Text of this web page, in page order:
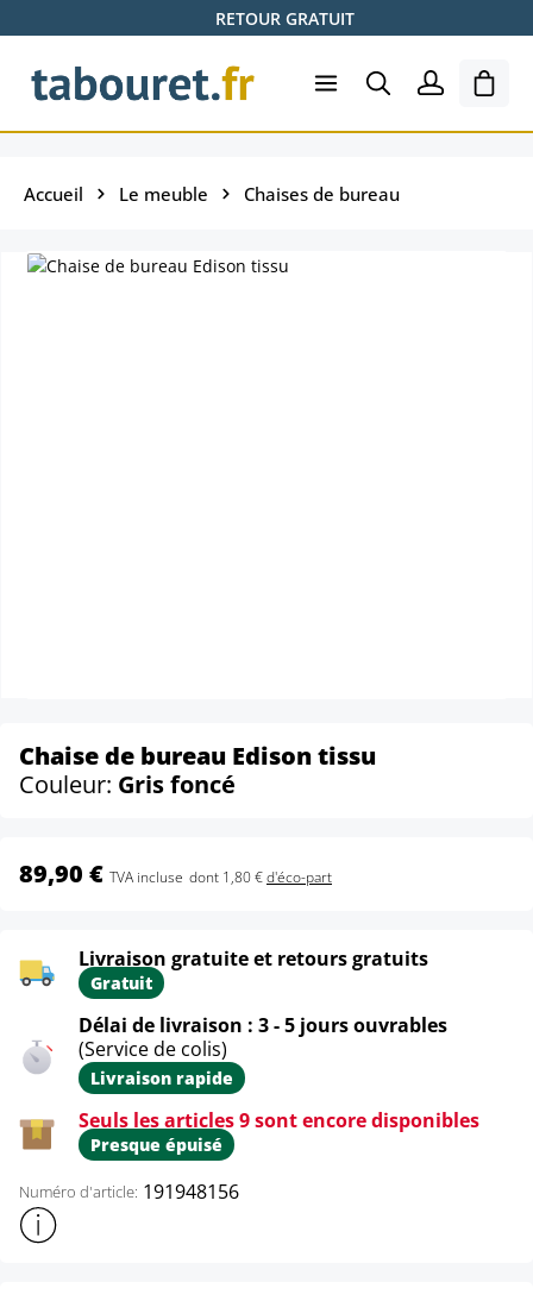
Passer au contenu principalRETOUR GRATUIT
Le
Accueil Le meuble Chaises de bureau
Chaise de bureau Edison tissu
Couleur: Gris foncé
89,90 € TVA incluse dont 1,80 €d'éco-part
Livraison gratuite et retours gratuits
Gratuit
Délai de livraison : 3 - 5 jours ouvrables
(Service de colis)
Livraison rapide
Seuls les articles 9 sont encore disponibles
Presque épuisé
Numéro d'article: 191948156
Afficher plus d'informations sur le produit